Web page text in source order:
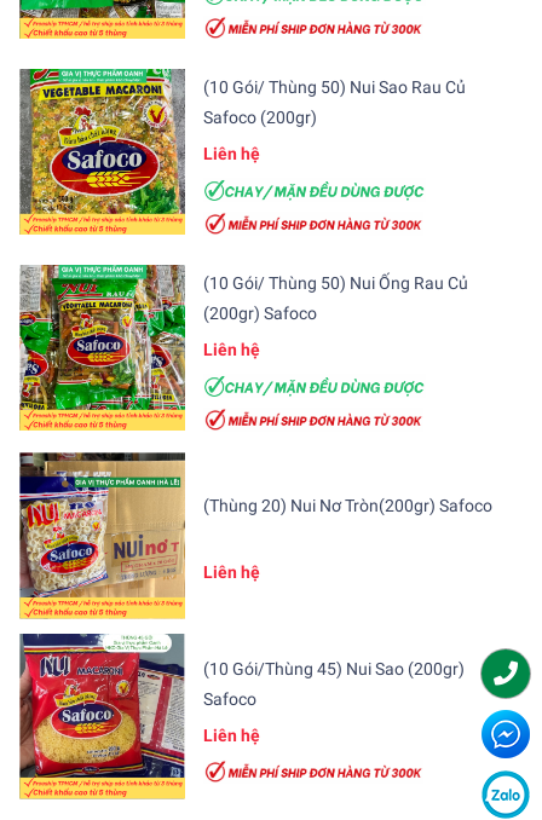
(10 Gói/ Thùng 50) Nui Sao Rau Củ
Safoco (200gr)
Liên hệ
(10 Gói/ Thùng 50) Nui Ống Rau Củ
(200gr) Safoco
Liên hệ
(Thùng 20) Nui Nơ Tròn(200gr) Safoco
Liên hệ
(10 Gói/Thùng 45) Nui Sao (200gr)
Safoco
Liên hệ